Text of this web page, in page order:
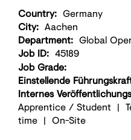
Country: Germany
City: Aachen
Department: Global
Job ID: 45189
Job Grade:
Einstellende
Internes
​Apprentice / Student |
time | On-Site​